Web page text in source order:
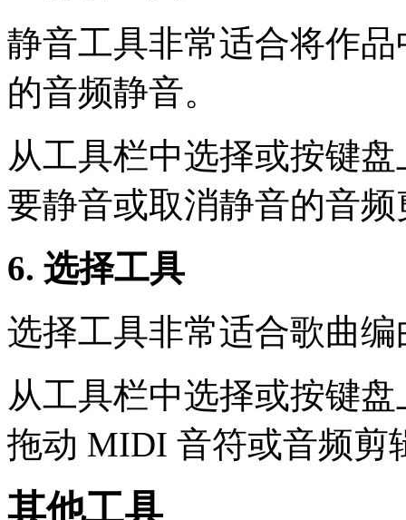
静音工具非常适合将作
的音频静音。
从工具栏中选择或按键
要静音或取消静音的音
6. 选择工具
选择工具非常适合歌曲
从工具栏中选择或按键
拖动 MIDI 音符或音频剪
其他工具